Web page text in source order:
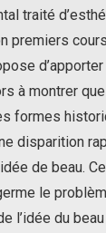
traité
premiers
à montrer
formes
disparition
de beau.
le
l’idée du